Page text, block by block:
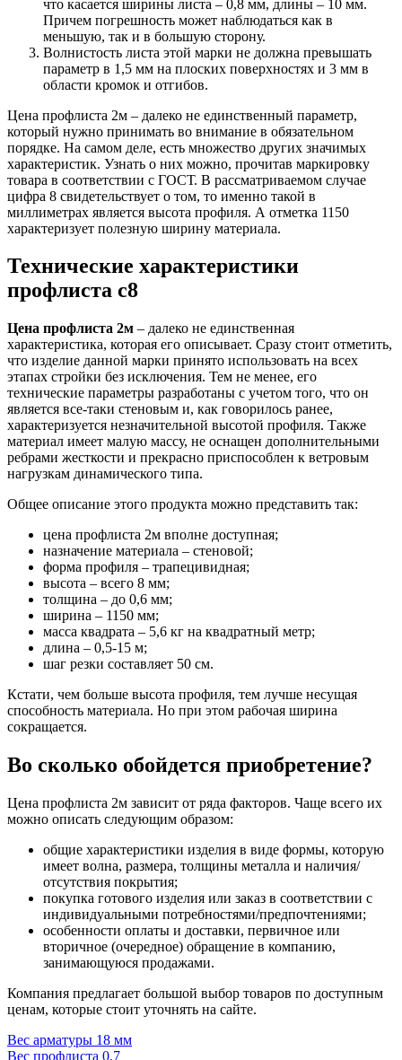
что касается ширины листа – 0,8 мм, длины – 10 мм.
Причем погрешность может наблюдаться как в
меньшую, так и в большую сторону.
Волнистость листа этой марки не должна превышать
параметр в 1,5 мм на плоских поверхностях и 3 мм в
области кромок и отгибов.
Цена профлиста 2м – далеко не единственный параметр,
который нужно принимать во внимание в обязательном
порядке. На самом деле, есть множество других значимых
характеристик. Узнать о них можно, прочитав маркировку
товара в соответствии с ГОСТ. В рассматриваемом случае
цифра 8 свидетельствует о том, то именно такой в
миллиметрах является высота профиля. А отметка 1150
характеризует полезную ширину материала.
Технические характеристики
профлиста с8
Цена профлиста 2м – далеко не единственная
характеристика, которая его описывает. Сразу стоит отметить,
что изделие данной марки принято использовать на всех
этапах стройки без исключения. Тем не менее, его
технические параметры разработаны с учетом того, что он
является все-таки стеновым и, как говорилось ранее,
характеризуется незначительной высотой профиля. Также
материал имеет малую массу, не оснащен дополнительными
ребрами жесткости и прекрасно приспособлен к ветровым
нагрузкам динамического типа.
Общее описание этого продукта можно представить так:
цена профлиста 2м вполне доступная;
назначение материала – стеновой;
форма профиля – трапецивидная;
высота – всего 8 мм;
толщина – до 0,6 мм;
ширина – 1150 мм;
масса квадрата – 5,6 кг на квадратный метр;
длина – 0,5-15 м;
шаг резки составляет 50 см.
Кстати, чем больше высота профиля, тем лучше несущая
способность материала. Но при этом рабочая ширина
сокращается.
Во сколько обойдется приобретение?
Цена профлиста 2м зависит от ряда факторов. Чаще всего их
можно описать следующим образом:
общие характеристики изделия в виде формы, которую
имеет волна, размера, толщины металла и наличия/
отсутствия покрытия;
покупка готового изделия или заказ в соответствии с
индивидуальными потребностями/предпочтениями;
особенности оплаты и доставки, первичное или
вторичное (очередное) обращение в компанию,
занимающуюся продажами.
Компания предлагает большой выбор товаров по доступным
ценам, которые стоит уточнять на сайте.
Навигация
Вес арматуры 18 мм
Вес профлиста 0.7